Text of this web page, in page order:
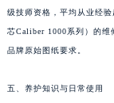
级技师资格，平均从业经
芯Caliber 1000系列）的维
品牌原始图纸要求。
五、养护知识与日常使用